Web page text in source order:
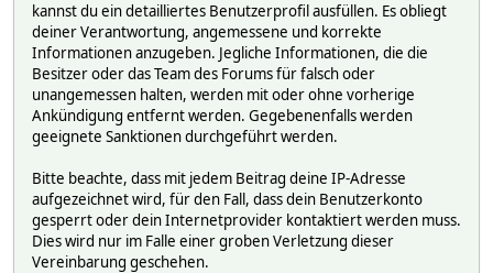
kannst du ein detailliertes Benutzerprofil ausfüllen. Es obliegt
deiner Verantwortung, angemessene und korrekte
Informationen anzugeben. Jegliche Informationen, die die
Besitzer oder das Team des Forums für falsch oder
unangemessen halten, werden mit oder ohne vorherige
Ankündigung entfernt werden. Gegebenenfalls werden
geeignete Sanktionen durchgeführt werden.
Bitte beachte, dass mit jedem Beitrag deine IP-Adresse
aufgezeichnet wird, für den Fall, dass dein Benutzerkonto
gesperrt oder dein Internetprovider kontaktiert werden muss.
Dies wird nur im Falle einer groben Verletzung dieser
Vereinbarung geschehen.